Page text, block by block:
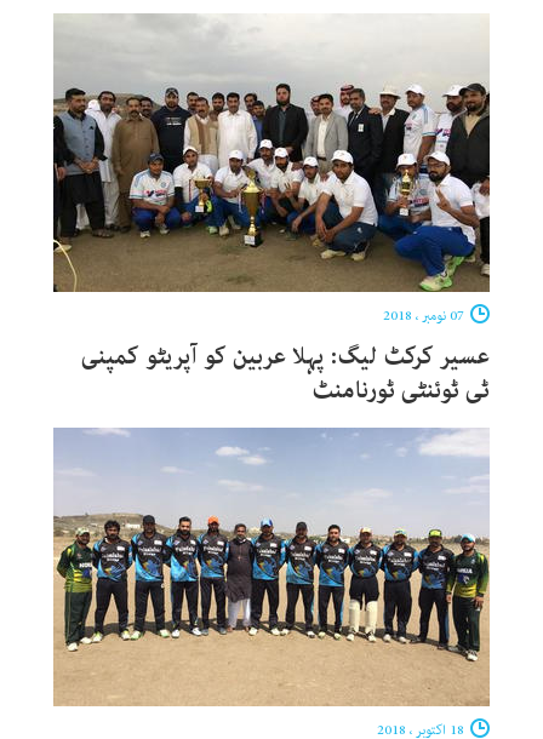
عسیر کرکٹ لیگ: پہلا عربین کو آپریٹو کمپنی
ٹی ٹوئنٹی ٹورنامنٹ